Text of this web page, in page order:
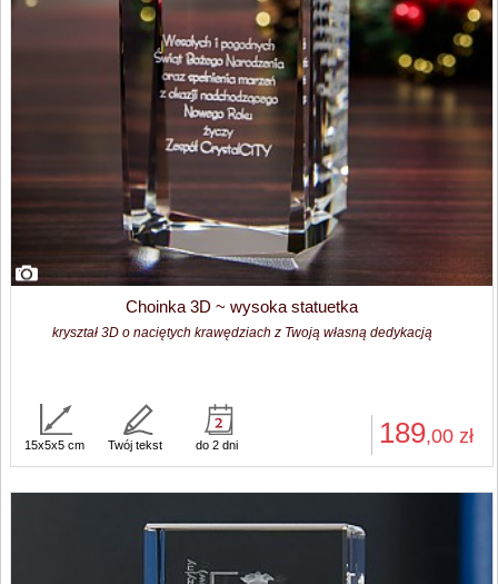
Choinka 3D ~ wysoka statuetka
kryształ 3D o naciętych krawędziach z Twoją własną dedykacją
189,00 zł
15x5x5 cm Twój tekst do 2 dni